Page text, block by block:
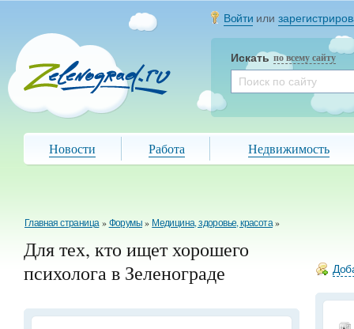
Войти или
Искать по всему сайту
Новости Работа Недвижимость
Главная страница »Форумы» Медицина, здоровье, красота»
Для тех, кто ищет хорошего
психолога в Зеленограде